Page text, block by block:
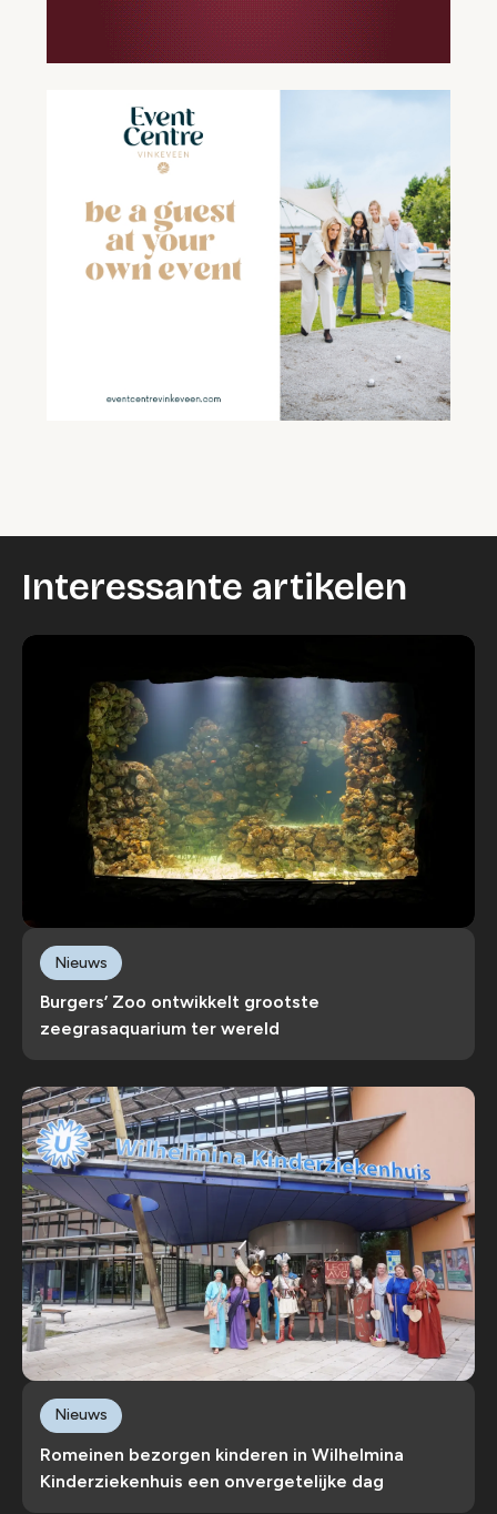
Interessante artikelen
Burgers’ Zoo ontwikkelt grootste
zeegrasaquarium ter wereld
Nieuws
Romeinen bezorgen kinderen in Wilhelmina
Kinderziekenhuis een onvergetelijke dag
Nieuws